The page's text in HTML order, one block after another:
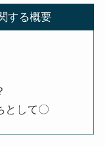
する概要
として〇